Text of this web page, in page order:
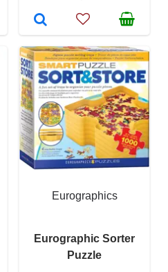
Eurographics
Eurographic Sorter
Puzzle